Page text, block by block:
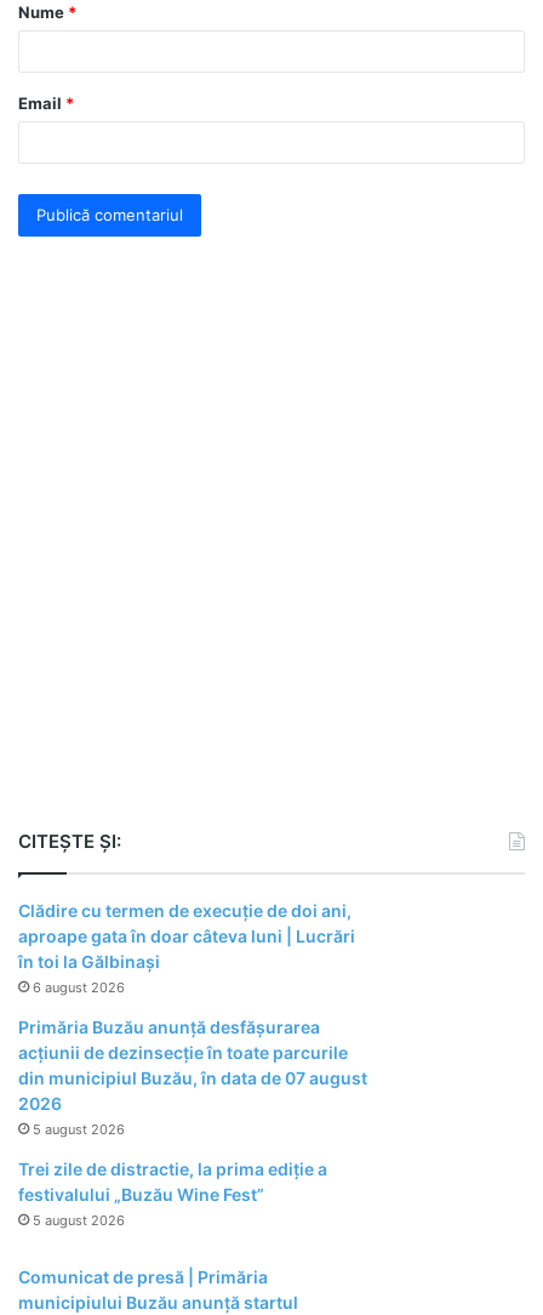
r
*
Nume *
Email *
CITEȘTE ȘI:
Clădire cu termen de execuție de doi ani,
aproape gata în doar câteva luni | Lucrări
în toi la Gălbinași
6 august 2026
Primăria Buzău anunță desfășurarea
acțiunii de dezinsecție în toate parcurile
din municipiul Buzău, în data de 07 august
2026
5 august 2026
Trei zile de distractie, la prima ediție a
festivalului „Buzău Wine Fest”
5 august 2026
Comunicat de presă | Primăria
municipiului Buzău anunță startul